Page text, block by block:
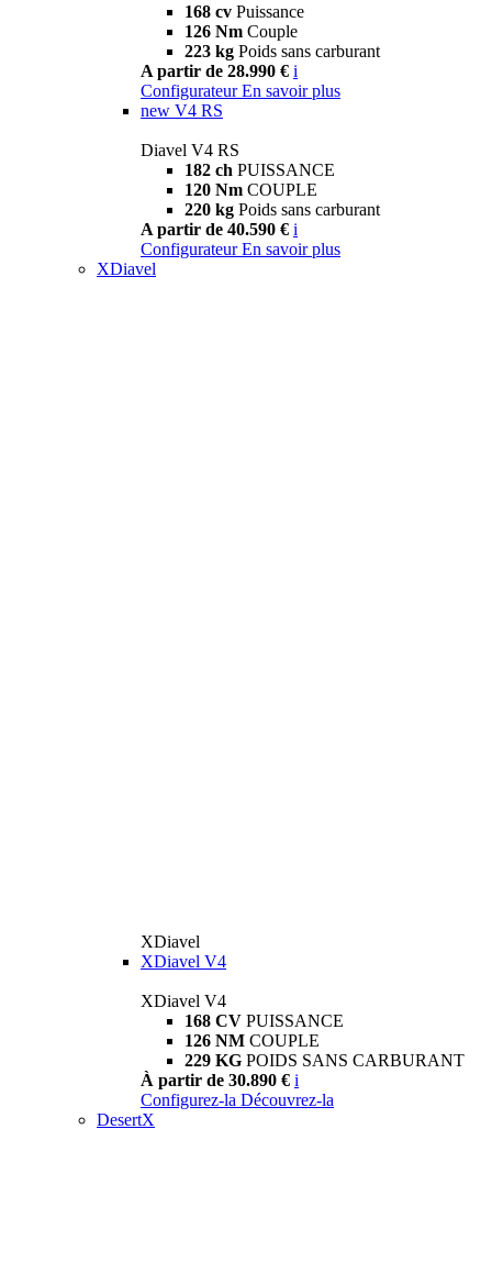
168 cv Puissance
126 Nm Couple
223 kg Poids sans carburant
A partir de 28.990 € i
Configurateur En savoir plus
new V4 RS
Diavel V4 RS
182 ch PUISSANCE
120 Nm COUPLE
220 kg Poids sans carburant
A partir de 40.590 € i
Configurateur En savoir plus
XDiavel
XDiavel
XDiavel V4
XDiavel V4
168 CV PUISSANCE
126 NM COUPLE
229 KG POIDS SANS CARBURANT
À partir de 30.890 € i
Configurez-la Découvrez-la
DesertX